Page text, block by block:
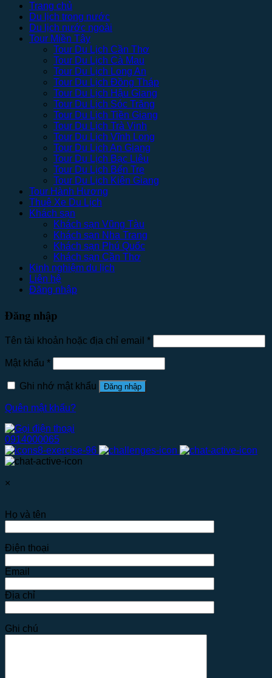
Trang chủ
Du lịch trong nước
Du lịch nước ngoài
Tour Miền Tây
Tour Du Lịch Cần Thơ
Tour Du Lịch Cà Mau
Tour Du Lịch Long An
Tour Du Lịch Đồng Tháp
Tour Du Lịch Hậu Giang
Tour Du Lịch Sóc Trăng
Tour Du Lịch Tiền Giang
Tour Du Lịch Trà Vinh
Tour Du Lịch Vĩnh Long
Tour Du Lịch An Giang
Tour Du Lịch Bạc Liêu
Tour Du Lịch Bến Tre
Tour Du Lịch Kiên Giang
Tour Hành Hương
Thuê Xe Du Lịch
Khách sạn
Khách sạn Vũng Tàu
Khách sạn Nha Trang
Khách sạn Phú Quốc
Khách sạn Cần Thơ
Kinh nghiệm du lịch
Liên hệ
Đăng nhập
Đăng nhập
Tên tài khoản hoặc địa chỉ email *
Mật khẩu *
Ghi nhớ mật khẩu Đăng nhập
Quên mật khẩu?
0914000065
×
Họ và tên
Điện thoại
Email
Địa chỉ
Ghi chú